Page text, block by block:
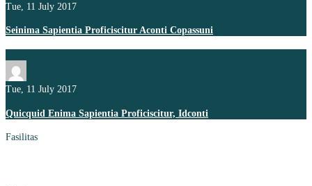
Tue, 11 July 2017
Seinima Sapientia Proficiscitur Aconti Copassuni
Tue, 11 July 2017
Quicquid Enima Sapientia Proficiscitur, Idconti
Fasilitas